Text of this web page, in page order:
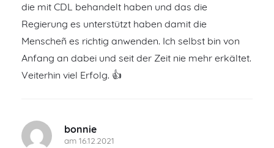
die mit CDL behandelt haben und das die
Regierung es unterstützt haben damit die
Menscheñ es richtig anwenden. Ich selbst bin von
Anfang an dabei und seit der Zeit nie mehr erkältet.
Veiterhin viel Erfolg. 👍
bonnie
am 16.12.2021